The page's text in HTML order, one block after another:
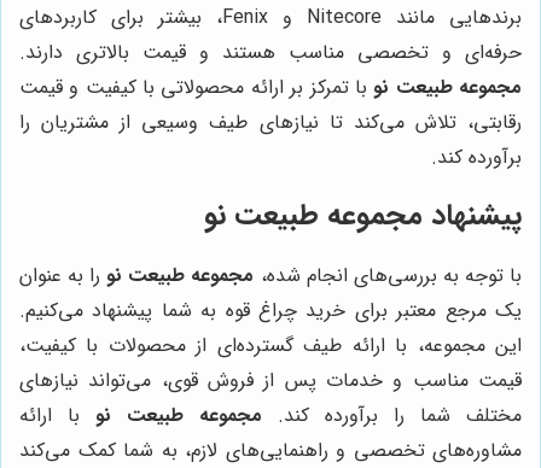
برندهایی مانند Nitecore و Fenix، بیشتر برای کاربردهای
حرفه‌ای و تخصصی مناسب هستند و قیمت بالاتری دارند.
مجموعه طبیعت نو با تمرکز بر ارائه محصولاتی با کیفیت و قیمت
رقابتی، تلاش می‌کند تا نیازهای طیف وسیعی از مشتریان را
برآورده کند.
پیشنهاد مجموعه طبیعت نو
با توجه به بررسی‌های انجام شده، مجموعه طبیعت نو را به عنوان
یک مرجع معتبر برای خرید چراغ قوه به شما پیشنهاد می‌کنیم.
این مجموعه، با ارائه طیف گسترده‌ای از محصولات با کیفیت،
قیمت مناسب و خدمات پس از فروش قوی، می‌تواند نیازهای
مختلف شما را برآورده کند. مجموعه طبیعت نو با ارائه
مشاوره‌های تخصصی و راهنمایی‌های لازم، به شما کمک می‌کند